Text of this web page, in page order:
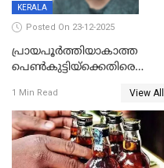
KERALA
Posted On 23-12-2025
പ്രായപൂർത്തിയാകാത്ത
പെൺകുട്ടിയ്ക്കെതിരെ
59 വർഷം തടവും 90,൦൦൦ രൂപ
പിഴയും ശിക്ഷ
1 Min Read View All